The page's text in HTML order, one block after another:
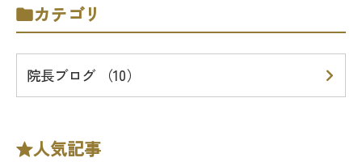
カテゴリ
院長ブログ （10）
人気記事